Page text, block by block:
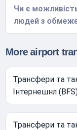
Чи є
людей з
More airport
Трансфери та
Інтернешнл
Трансфери та